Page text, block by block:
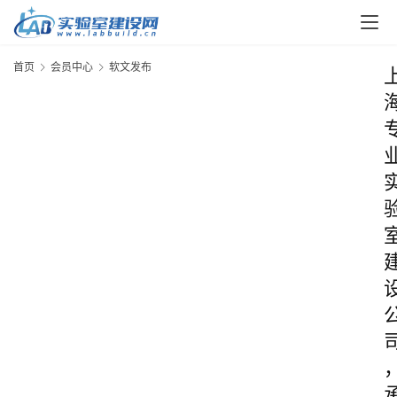
首页 会员中心 软文发布